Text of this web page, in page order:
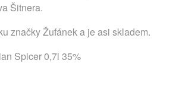
Šitnera.
značky Žufánek a je asi skladem.
Spicer 0,7l 35%